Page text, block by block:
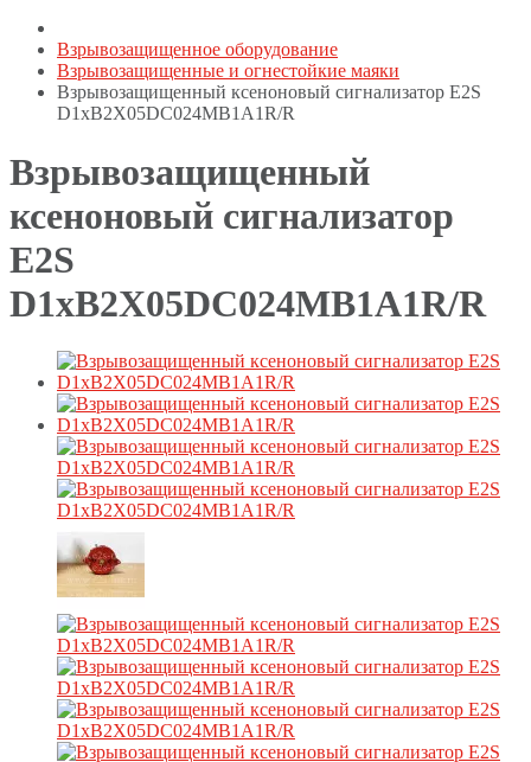
Взрывозащищенное оборудование
Взрывозащищенные и огнестойкие маяки
Взрывозащищенный ксеноновый сигнализатор E2S
D1xB2X05DC024MB1A1R/R
Взрывозащищенный
ксеноновый сигнализатор
E2S
D1xB2X05DC024MB1A1R/R